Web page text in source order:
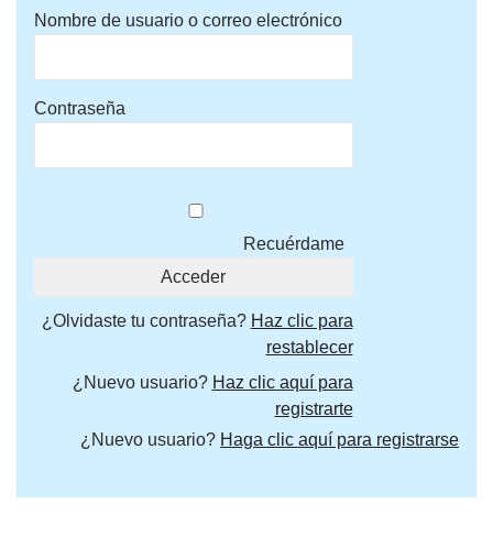
Nombre de usuario o correo electrónico
Contraseña
Recuérdame
¿Olvidaste tu contraseña? Haz clic para
restablecer
¿Nuevo usuario? Haz clic aquí para
registrarte
¿Nuevo usuario? Haga clic aquí para registrarse